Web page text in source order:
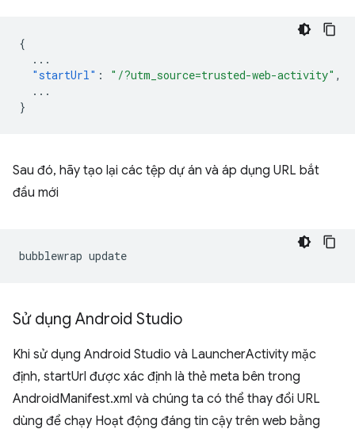
{
...
"startUrl" : "/?utm_source=trusted-web-activity" ,
...
}
Sau đó, hãy tạo lại các tệp dự án và áp dụng URL bắt
đầu mới
bubblewrap
Sử dụng Android Studio
Khi sử dụng Android Studio và LauncherActivity mặc
định, startUrl được xác định là thẻ meta bên trong
AndroidManifest.xml và chúng ta có thể thay đổi URL
dùng để chạy Hoạt động đáng tin cậy trên web bằng